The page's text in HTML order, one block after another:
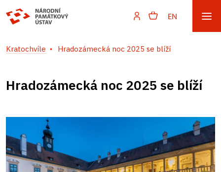
EN
Kratochvíle Hradozámecká noc 2025 se blíží
Hradozámecká noc 2025 se blíží